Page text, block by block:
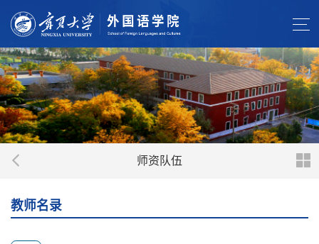
师资队伍
教师名录